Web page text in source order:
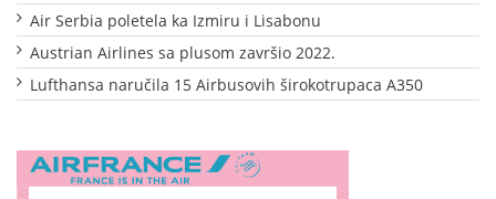
Air Serbia poletela ka Izmiru i Lisabonu
Austrian Airlines sa plusom završio 2022.
Lufthansa naručila 15 Airbusovih širokotrupaca A350